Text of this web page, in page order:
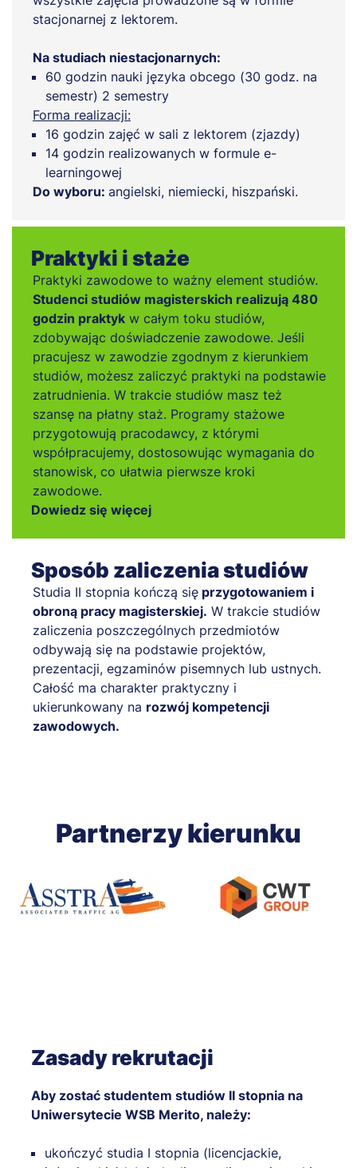
stacjonarnej z lektorem.
Na studiach niestacjonarnych:
60 godzin nauki języka obcego (30 godz. na
semestr) 2 semestry
Forma realizacji:
16 godzin zajęć w sali z lektorem (zjazdy)
14 godzin realizowanych w formule e-
learningowej
Do wyboru: angielski, niemiecki, hiszpański.
Praktyki i staże
Praktyki zawodowe to ważny element studiów.
Studenci studiów magisterskich realizują 480
godzin praktyk w całym toku studiów,
zdobywając doświadczenie zawodowe. Jeśli
pracujesz w zawodzie zgodnym z kierunkiem
studiów, możesz zaliczyć praktyki na podstawie
zatrudnienia. W trakcie studiów masz też
szansę na płatny staż. Programy stażowe
przygotowują pracodawcy, z którymi
współpracujemy, dostosowując wymagania do
stanowisk, co ułatwia pierwsze kroki
zawodowe.
Dowiedz się więcej
Sposób zaliczenia studiów
Studia II stopnia kończą się przygotowaniem i
obroną pracy magisterskiej. W trakcie studiów
zaliczenia poszczególnych przedmiotów
odbywają się na podstawie projektów,
prezentacji, egzaminów pisemnych lub ustnych.
Całość ma charakter praktyczny i
ukierunkowany na rozwój kompetencji
zawodowych.
Partnerzy kierunku
Zasady rekrutacji
Aby zostać studentem studiów II stopnia na
Uniwersytecie WSB Merito, należy:
ukończyć studia I stopnia (licencjackie,